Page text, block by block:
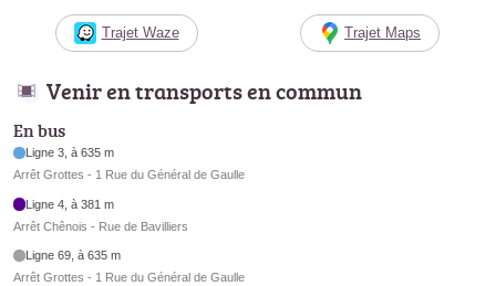
Trajet Waze Trajet Maps
Venir en transports en commun
En bus
Ligne 3, à 635 m
Arrêt Grottes - 1 Rue du Général de Gaulle
Ligne 4, à 381 m
Arrêt Chênois - Rue de Bavilliers
Ligne 69, à 635 m
Arrêt Grottes - 1 Rue du Général de Gaulle